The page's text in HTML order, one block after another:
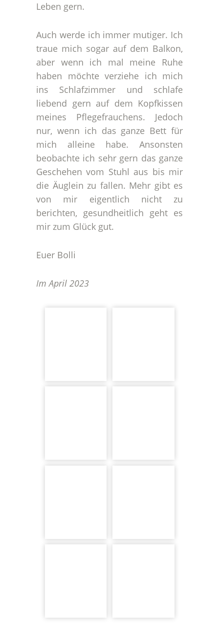
Leben gern.
Auch werde ich immer mutiger. Ich
traue mich sogar auf dem Balkon,
aber wenn ich mal meine Ruhe
haben möchte verziehe ich mich
ins Schlafzimmer und schlafe
liebend gern auf dem Kopfkissen
meines Pflegefrauchens. Jedoch
nur, wenn ich das ganze Bett für
mich alleine habe. Ansonsten
beobachte ich sehr gern das ganze
Geschehen vom Stuhl aus bis mir
die Äuglein zu fallen. Mehr gibt es
von mir eigentlich nicht zu
berichten, gesundheitlich geht es
mir zum Glück gut.
Euer Bolli
Im April 2023